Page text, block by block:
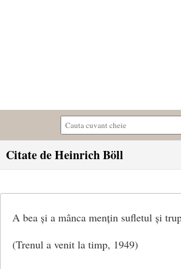
Citate de Heinrich Böll
A bea și a mânca mențin sufletul și
(Trenul a venit la timp, 1949)